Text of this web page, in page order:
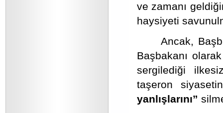
ve zamanı
haysiyeti
Ancak,
Başbakanı
sergilediği
taşeron
yanlışlarını”